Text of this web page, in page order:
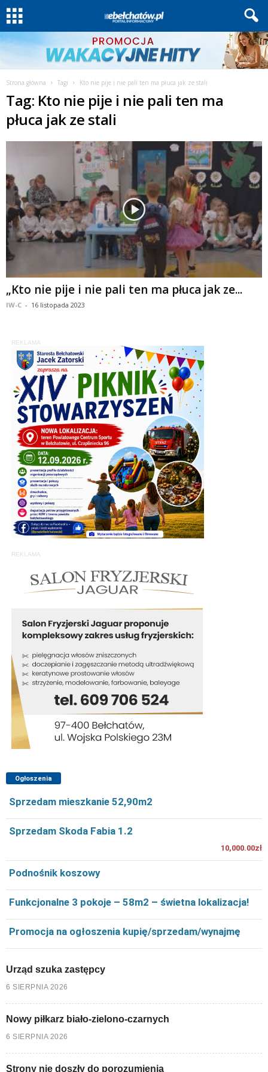
Strona główna Tagi Kto nie pije i nie pali ten ma płuca jak ze stali
Tag: Kto nie pije i nie pali ten ma
płuca jak ze stali
„Kto nie pije i nie pali ten ma płuca jak ze...
IW-C - 16 listopada 2023
REKLAMA
REKLAMA
Ogłoszenia
Sprzedam mieszkanie 52,90m2
Sprzedam Skoda Fabia 1.2
10,000.00zł
Podnośnik koszowy
Funkcjonalne 3 pokoje – 58m2 – świetna lokalizacja!
Promocja na ogłoszenia kupię/sprzedam/wynajmę
Urząd szuka zastępcy
6 SIERPNIA 2026
Nowy piłkarz biało-zielono-czarnych
6 SIERPNIA 2026
Strony nie doszły do porozumienia